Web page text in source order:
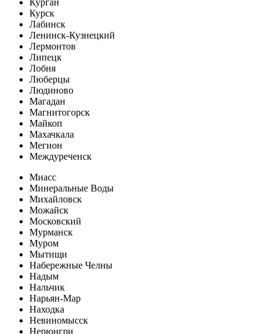
Курск
Лабинск
Ленинск-Кузнецкий
Лермонтов
Липецк
Лобня
Люберцы
Людиново
Магадан
Магнитогорск
Майкоп
Махачкала
Мегион
Междуреченск
Миасс
Минеральные Воды
Михайловск
Можайск
Московский
Мурманск
Муром
Мытищи
Набережные Челны
Надым
Нальчик
Нарьян-Мар
Находка
Невиномысск
Нерюнгри